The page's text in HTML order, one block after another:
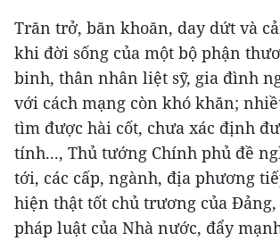
Trăn trở, băn khoăn, day dứt và
khi đời sống của một bộ phận
binh, thân nhân liệt sỹ, gia đình
với cách mạng còn khó khăn;
tìm được hài cốt, chưa xác định
tính..., Thủ tướng Chính phủ đề
tới, các cấp, ngành, địa phương
hiện thật tốt chủ trương của Đảng,
pháp luật của Nhà nước, đẩy